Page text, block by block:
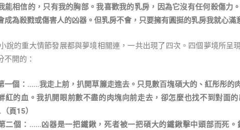
能相信的，只有我的胸部。我喜歡我的乳房，因為它沒有任何殺傷力
成為殺戮或傷害人的凶器。但乳房不會，只要擁有圓挺的乳房我就心滿
的重大情節發展都與夢境相關連，一共出現了四次。四個夢境所呈
不開的：
一個：……我走上前，扒開草簾走進去。只見數百塊碩大的、紅彤彤的
紅的血。我扒開眼前數不盡的肉塊向前走去，卻怎麼也找不到對面
頁15）
個：……凶器是一把鐵鍬，死者被一把碩大的鐵鍬擊中頭部而死。